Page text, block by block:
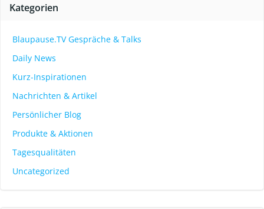
Kategorien
Blaupause.TV Gespräche & Talks
Daily News
Kurz-Inspirationen
Nachrichten & Artikel
Persönlicher Blog
Produkte & Aktionen
Tagesqualitäten
Uncategorized